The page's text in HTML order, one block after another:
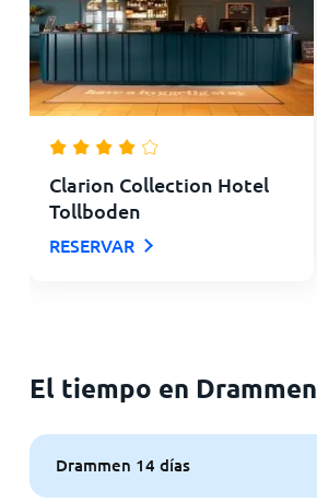
Clarion Collection Hotel
Tollboden
RESERVAR
El tiempo en Drammen
Drammen 14 días